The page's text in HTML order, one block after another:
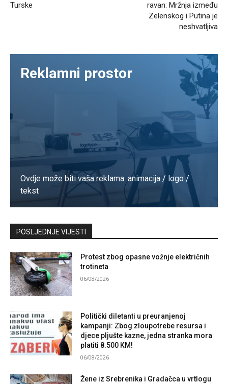
Turske
ravan: Mržnja između
Zelenskog i Putina je
neshvatljiva
Reklamni prostor
Ovdje može biti vaša reklama. animacija / logo /
tekst
Kontaktirajte nas
POSLJEDNJE VIJESTI
Protest zbog opasne vožnje električnih
trotineta
06/08/2026
Politički diletanti u preuranjenoj
kampanji: Zbog zloupotrebe resursa i
djece pljušte kazne, jedna stranka mora
platiti 8.500 KM!
06/08/2026
Žene iz Srebrenika i Gradačca u vrtlogu